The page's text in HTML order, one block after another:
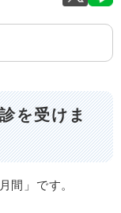
を受けま
間」です。